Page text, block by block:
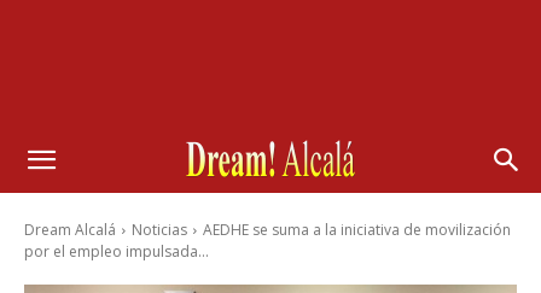
Dream Alcalá Noticias
AEDHE se suma a la iniciativa de movilización
por el empleo impulsada...